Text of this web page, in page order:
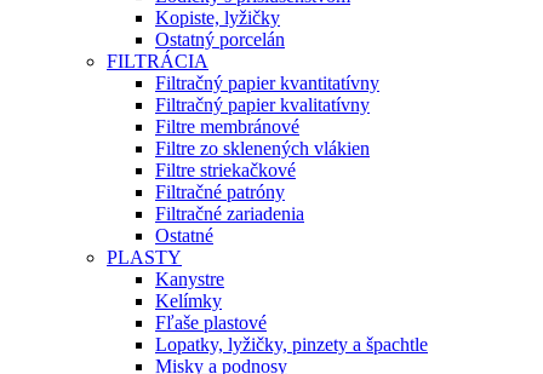
Kopiste, lyžičky
Ostatný porcelán
FILTRÁCIA
Filtračný papier kvantitatívny
Filtračný papier kvalitatívny
Filtre membránové
Filtre zo sklenených vlákien
Filtre striekačkové
Filtračné patróny
Filtračné zariadenia
Ostatné
PLASTY
Kanystre
Kelímky
Fľaše plastové
Lopatky, lyžičky, pinzety a špachtle
Misky a podnosy